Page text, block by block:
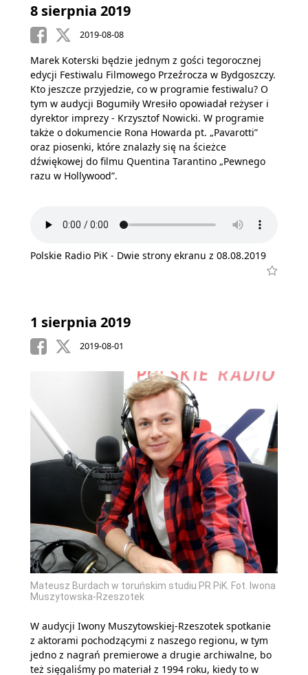
8 sierpnia 2019
2019-08-08
Marek Koterski będzie jednym z gości tegorocznej
edycji Festiwalu Filmowego Przeźrocza w Bydgoszczy.
Kto jeszcze przyjedzie, co w programie festiwalu? O
tym w audycji Bogumiły Wresiło opowiadał reżyser i
dyrektor imprezy - Krzysztof Nowicki. W programie
także o dokumencie Rona Howarda pt. „Pavarotti”
oraz piosenki, które znalazły się na ścieżce
dźwiękowej do filmu Quentina Tarantino „Pewnego
razu w Hollywood”.
Polskie Radio PiK - Dwie strony ekranu z 08.08.2019
1 sierpnia 2019
2019-08-01
Mateusz Burdach w toruńskim studiu PR PiK. Fot. Iwona
Muszytowska-Rzeszotek
W audycji Iwony Muszytowskiej-Rzeszotek spotkanie
z aktorami pochodzącymi z naszego regionu, w tym
jedno z nagrań premierowe a drugie archiwalne, bo
też sięgaliśmy po materiał z 1994 roku, kiedy to w